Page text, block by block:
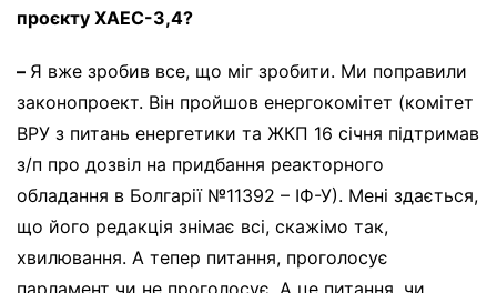
проєкту ХАЕС-3,4?
– Я вже зробив все, що міг зробити. Ми поправили
законопроект. Він пройшов енергокомітет (комітет
ВРУ з питань енергетики та ЖКП 16 січня підтримав
з/п про дозвіл на придбання реакторного
обладання в Болгарії №11392 – ІФ-У). Мені здається,
що його редакція знімає всі, скажімо так,
хвилювання. А тепер питання, проголосує